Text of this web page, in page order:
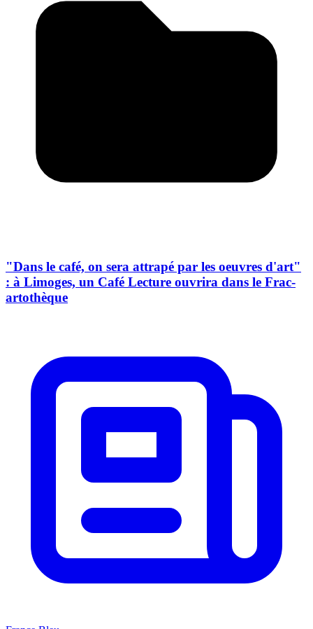
"Dans le café, on sera attrapé par les oeuvres d'art"
: à Limoges, un Café Lecture ouvrira dans le Frac-
artothèque